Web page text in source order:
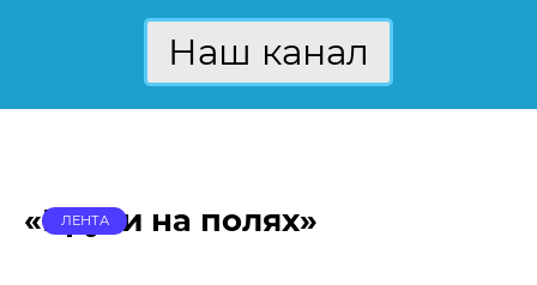
Наш канал
«Круги на полях»
ЛЕНТА